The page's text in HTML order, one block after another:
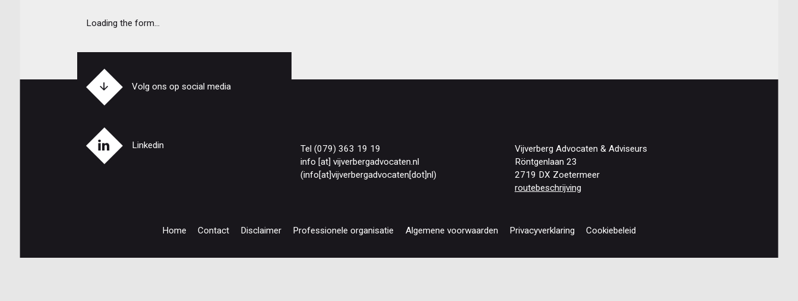
Loading the form...
Volg ons op social media
Linkedin
Tel (079) 363 19 19
info [at] vijverbergadvocaten.nl
(info[at]vijverbergadvocaten[dot]nl)
Vijverberg Advocaten & Adviseurs
Röntgenlaan 23
2719 DX Zoetermeer
routebeschrijving
Home Contact Disclaimer Professionele organisatie Algemene voorwaarden Privacyverklaring Cookiebeleid